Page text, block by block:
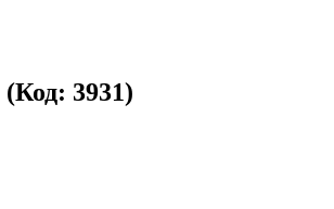
(Код: 3931)